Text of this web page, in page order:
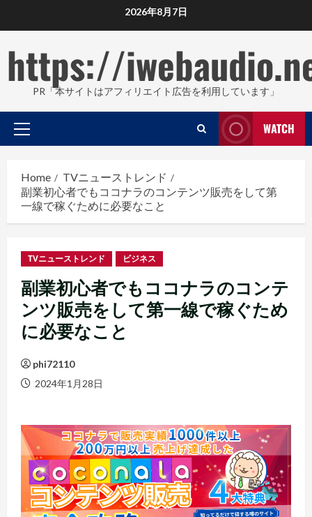
content
2026年8月7日
https://
PR「本サイトはアフィリエイト広告を利用しています」
Primary
Menu
WATCH
Home
TVニューストレンド
副業初心者でもココナラのコンテンツ販売をして第
一線で稼ぐために必要なこと
TVニューストレンド ビジネス
副業初心者でもココナラのコンテ
ンツ販売をして第一線で稼ぐため
に必要なこと
phi72110
2024年1月28日